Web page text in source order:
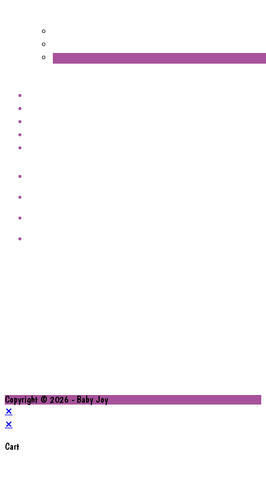
Copyright © 2026 - Baby Joy
×
×
Cart